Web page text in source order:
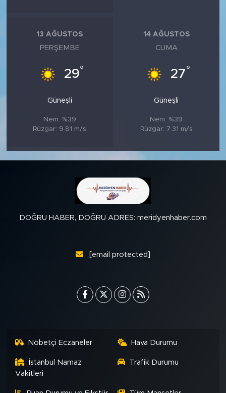
13 AĞUSTOS
PERŞEMBE
29°
Güneşli
Nem: %39
Rüzgar: 9.81 m/s
14 AĞUSTOS
CUMA
27°
Güneşli
Nem: %39
Rüzgar: 7.31 m/s
DOĞRU HABER, DOĞRU ADRES: meridyenhaber.com
[email protected]
Nöbetçi Eczaneler Hava Durumu
İstanbul Namaz
Vakitleri
Trafik Durumu